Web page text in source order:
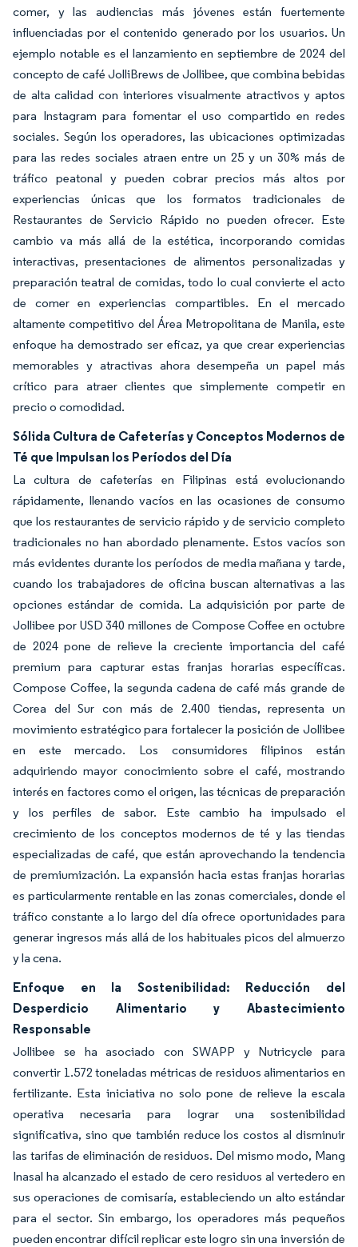
comer, y las audiencias más jóvenes están fuertemente
influenciadas por el contenido generado por los usuarios. Un
ejemplo notable es el lanzamiento en septiembre de 2024 del
concepto de café JolliBrews de Jollibee, que combina bebidas
de alta calidad con interiores visualmente atractivos y aptos
para Instagram para fomentar el uso compartido en redes
sociales. Según los operadores, las ubicaciones optimizadas
para las redes sociales atraen entre un 25 y un 30% más de
tráfico peatonal y pueden cobrar precios más altos por
experiencias únicas que los formatos tradicionales de
Restaurantes de Servicio Rápido no pueden ofrecer. Este
cambio va más allá de la estética, incorporando comidas
interactivas, presentaciones de alimentos personalizadas y
preparación teatral de comidas, todo lo cual convierte el acto
de comer en experiencias compartibles. En el mercado
altamente competitivo del Área Metropolitana de Manila, este
enfoque ha demostrado ser eficaz, ya que crear experiencias
memorables y atractivas ahora desempeña un papel más
crítico para atraer clientes que simplemente competir en
precio o comodidad.
Sólida Cultura de Cafeterías y Conceptos Modernos de
Té que Impulsan los Períodos del Día
La cultura de cafeterías en Filipinas está evolucionando
rápidamente, llenando vacíos en las ocasiones de consumo
que los restaurantes de servicio rápido y de servicio completo
tradicionales no han abordado plenamente. Estos vacíos son
más evidentes durante los períodos de media mañana y tarde,
cuando los trabajadores de oficina buscan alternativas a las
opciones estándar de comida. La adquisición por parte de
Jollibee por USD 340 millones de Compose Coffee en octubre
de 2024 pone de relieve la creciente importancia del café
premium para capturar estas franjas horarias específicas.
Compose Coffee, la segunda cadena de café más grande de
Corea del Sur con más de 2.400 tiendas, representa un
movimiento estratégico para fortalecer la posición de Jollibee
en este mercado. Los consumidores filipinos están
adquiriendo mayor conocimiento sobre el café, mostrando
interés en factores como el origen, las técnicas de preparación
y los perfiles de sabor. Este cambio ha impulsado el
crecimiento de los conceptos modernos de té y las tiendas
especializadas de café, que están aprovechando la tendencia
de premiumización. La expansión hacia estas franjas horarias
es particularmente rentable en las zonas comerciales, donde el
tráfico constante a lo largo del día ofrece oportunidades para
generar ingresos más allá de los habituales picos del almuerzo
y la cena.
Enfoque en la Sostenibilidad: Reducción del
Desperdicio Alimentario y Abastecimiento
Responsable
Jollibee se ha asociado con SWAPP y Nutricycle para
convertir 1.572 toneladas métricas de residuos alimentarios en
fertilizante. Esta iniciativa no solo pone de relieve la escala
operativa necesaria para lograr una sostenibilidad
significativa, sino que también reduce los costos al disminuir
las tarifas de eliminación de residuos. Del mismo modo, Mang
Inasal ha alcanzado el estado de cero residuos al vertedero en
sus operaciones de comisaría, estableciendo un alto estándar
para el sector. Sin embargo, los operadores más pequeños
pueden encontrar difícil replicar este logro sin una inversión de